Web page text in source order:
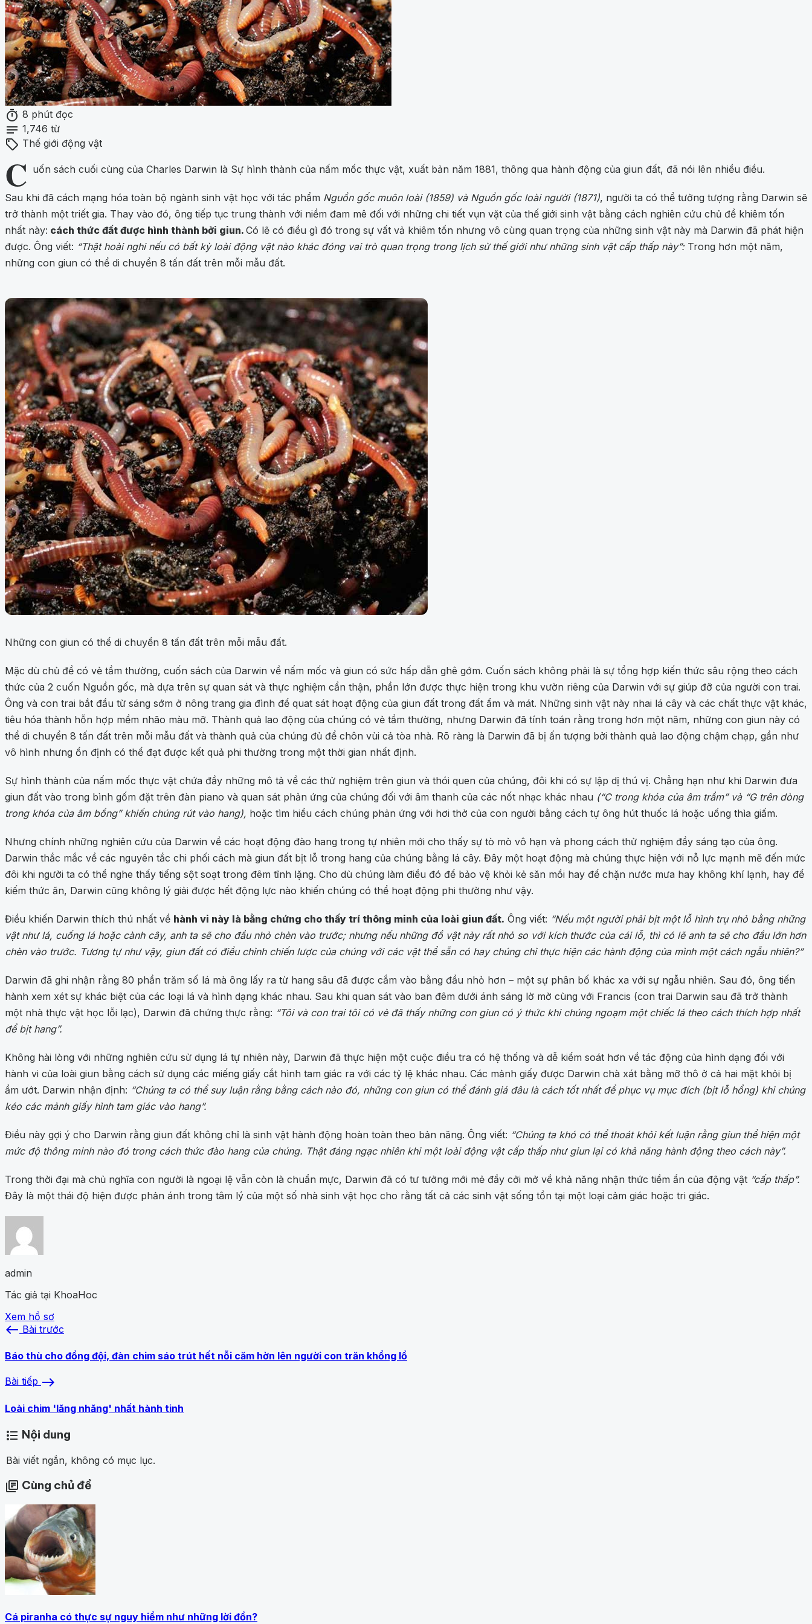
timer 8 phút đọc
notes 1,746 từ
sell Thế giới động vật
C uốn sách cuối cùng của Charles Darwin là Sự hình thành của nấm mốc thực vật, xuất bản năm 1881, thông qua hành động của giun đất, đã nói lên nhiều điều.
Sau khi đã cách mạng hóa toàn bộ ngành sinh vật học với tác phẩm Nguồn gốc muôn loài (1859) và Nguồn gốc loài người (1871), người ta có thể tưởng tượng rằng Darwin sẽ
trở thành một triết gia. Thay vào đó, ông tiếp tục trung thành với niềm đam mê đối với những chi tiết vụn vặt của thế giới sinh vật bằng cách nghiên cứu chủ đề khiêm tốn
nhất này: cách thức đất được hình thành bởi giun. Có lẽ có điều gì đó trong sự vất vả khiêm tốn nhưng vô cùng quan trọng của những sinh vật này mà Darwin đã phát hiện
được. Ông viết: “Thật hoài nghi nếu có bất kỳ loài động vật nào khác đóng vai trò quan trọng trong lịch sử thế giới như những sinh vật cấp thấp này”: Trong hơn một năm,
những con giun có thể di chuyển 8 tấn đất trên mỗi mẫu đất.
Những con giun có thể di chuyển 8 tấn đất trên mỗi mẫu đất.
Mặc dù chủ đề có vẻ tầm thường, cuốn sách của Darwin về nấm mốc và giun có sức hấp dẫn ghê gớm. Cuốn sách không phải là sự tổng hợp kiến thức sâu rộng theo cách
thức của 2 cuốn Nguồn gốc, mà dựa trên sự quan sát và thực nghiệm cẩn thận, phần lớn được thực hiện trong khu vườn riêng của Darwin với sự giúp đỡ của người con trai.
Ông và con trai bắt đầu từ sáng sớm ở nông trang gia đình để quat sát hoạt động của giun đất trong đất ẩm và mát. Những sinh vật này nhai lá cây và các chất thực vật khác,
tiêu hóa thành hỗn hợp mềm nhão màu mỡ. Thành quả lao động của chúng có vẻ tầm thường, nhưng Darwin đã tính toán rằng trong hơn một năm, những con giun này có
thể di chuyển 8 tấn đất trên mỗi mẫu đất và thành quả của chúng đủ để chôn vùi cả tòa nhà. Rõ ràng là Darwin đã bị ấn tượng bởi thành quả lao động chậm chạp, gần như
vô hình nhưng ổn định có thể đạt được kết quả phi thường trong một thời gian nhất định.
Sự hình thành của nấm mốc thực vật chứa đầy những mô tả về các thử nghiệm trên giun và thói quen của chúng, đôi khi có sự lập dị thú vị. Chẳng hạn như khi Darwin đưa
giun đất vào trong bình gốm đặt trên đàn piano và quan sát phản ứng của chúng đối với âm thanh của các nốt nhạc khác nhau (“C trong khóa của âm trầm” và “G trên dòng
trong khóa của âm bổng” khiến chúng rút vào hang), hoặc tìm hiểu cách chúng phản ứng với hơi thở của con người bằng cách tự ông hút thuốc lá hoặc uống thìa giấm.
Nhưng chính những nghiên cứu của Darwin về các hoạt động đào hang trong tự nhiên mới cho thấy sự tò mò vô hạn và phong cách thử nghiệm đầy sáng tạo của ông.
Darwin thắc mắc về các nguyên tắc chi phối cách mà giun đất bịt lỗ trong hang của chúng bằng lá cây. Đây một hoạt động mà chúng thực hiện với nỗ lực mạnh mẽ đến mức
đôi khi người ta có thể nghe thấy tiếng sột soạt trong đêm tĩnh lặng. Cho dù chúng làm điều đó để bảo vệ khỏi kẻ săn mồi hay để chặn nước mưa hay không khí lạnh, hay để
kiếm thức ăn, Darwin cũng không lý giải được hết động lực nào khiến chúng có thể hoạt động phi thường như vậy.
Điều khiến Darwin thích thú nhất về hành vi này là bằng chứng cho thấy trí thông minh của loài giun đất. Ông viết: “Nếu một người phải bịt một lỗ hình trụ nhỏ bằng những
vật như lá, cuống lá hoặc cành cây, anh ta sẽ cho đầu nhỏ chèn vào trước; nhưng nếu những đồ vật này rất nhỏ so với kích thước của cái lỗ, thì có lẽ anh ta sẽ cho đầu lớn hơn
chèn vào trước. Tương tự như vậy, giun đất có điều chỉnh chiến lược của chúng với các vật thể sẵn có hay chúng chỉ thực hiện các hành động của mình một cách ngẫu nhiên?”
Darwin đã ghi nhận rằng 80 phần trăm số lá mà ông lấy ra từ hang sâu đã được cắm vào bằng đầu nhỏ hơn – một sự phân bố khác xa với sự ngẫu nhiên. Sau đó, ông tiến
hành xem xét sự khác biệt của các loại lá và hình dạng khác nhau. Sau khi quan sát vào ban đêm dưới ánh sáng lờ mờ cùng với Francis (con trai Darwin sau đã trở thành
một nhà thực vật học lỗi lạc), Darwin đã chứng thực rằng: “Tôi và con trai tôi có vẻ đã thấy những con giun có ý thức khi chúng ngoạm một chiếc lá theo cách thích hợp nhất
để bịt hang”.
Không hài lòng với những nghiên cứu sử dụng lá tự nhiên này, Darwin đã thực hiện một cuộc điều tra có hệ thống và dễ kiểm soát hơn về tác động của hình dạng đối với
hành vi của loài giun bằng cách sử dụng các miếng giấy cắt hình tam giác ra với các tỷ lệ khác nhau. Các mảnh giấy được Darwin chà xát bằng mỡ thô ở cả hai mặt khỏi bị
ẩm ướt. Darwin nhận định: “Chúng ta có thể suy luận rằng bằng cách nào đó, những con giun có thể đánh giá đâu là cách tốt nhất để phục vụ mục đích (bịt lỗ hổng) khi chúng
kéo các mảnh giấy hình tam giác vào hang”.
Điều này gợi ý cho Darwin rằng giun đất không chỉ là sinh vật hành động hoàn toàn theo bản năng. Ông viết: “Chúng ta khó có thể thoát khỏi kết luận rằng giun thể hiện một
mức độ thông minh nào đó trong cách thức đào hang của chúng. Thật đáng ngạc nhiên khi một loài động vật cấp thấp như giun lại có khả năng hành động theo cách này”.
Trong thời đại mà chủ nghĩa con người là ngoại lệ vẫn còn là chuẩn mực, Darwin đã có tư tưởng mới mẻ đầy cởi mở về khả năng nhận thức tiềm ẩn của động vật “cấp thấp”.
Đây là một thái độ hiện được phản ánh trong tâm lý của một số nhà sinh vật học cho rằng tất cả các sinh vật sống tồn tại một loại cảm giác hoặc tri giác.
admin
Tác giả tại KhoaHoc
Xem hồ sơ
west Bài trước
Báo thù cho đồng đội, đàn chim sáo trút hết nỗi căm hờn lên người con trăn khổng lồ
Bài tiếp east
Loài chim 'lăng nhăng' nhất hành tinh
format_list_bulleted Nội dung
Bài viết ngắn, không có mục lục.
library_books Cùng chủ đề
Cá piranha có thực sự nguy hiểm như những lời đồn?